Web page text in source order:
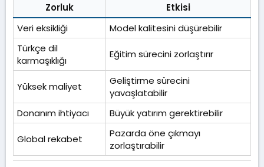
Zorluk
Etkisi
Veri eksikliği
Model kalitesini düşürebilir
Türkçe dil
karmaşıklığı
Eğitim sürecini zorlaştırır
Yüksek maliyet
Geliştirme sürecini
yavaşlatabilir
Donanım ihtiyacı
Büyük yatırım gerektirebilir
Global rekabet
Pazarda öne çıkmayı
zorlaştırabilir